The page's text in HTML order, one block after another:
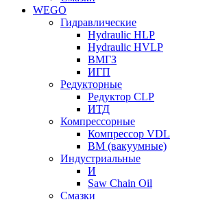
WEGO
Гидравлические
Hydraulic HLP
Hydraulic HVLP
ВМГЗ
ИГП
Редукторные
Редуктор CLP
ИТД
Компрессорные
Компрессор VDL
ВМ (вакуумные)
Индустриальные
И
Saw Chain Oil
Смазки